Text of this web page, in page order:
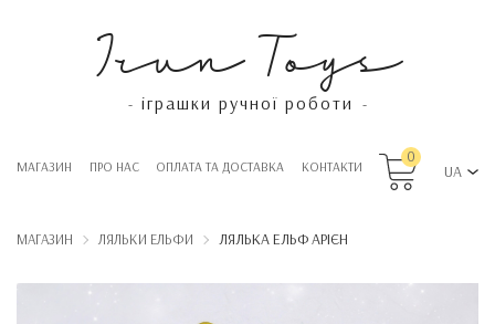
Irun Toys
- іграшки ручної роботи -
МАГАЗИН ПРО НАС OПЛАТА ТА ДОСТАВКА КОНТАКТИ
0
UA
МАГАЗИН ЛЯЛЬКИ ЕЛЬФИ ЛЯЛЬКА ЕЛЬФ АРІЄН